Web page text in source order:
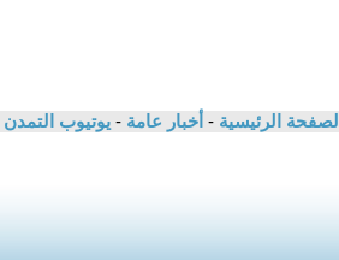
الصفحة الرئيسية - أخبار عامة - يوتيوب التمدن